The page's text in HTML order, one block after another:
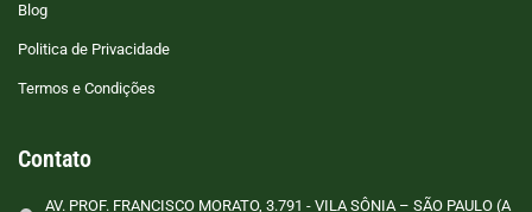
Blog
Politica de Privacidade
Termos e Condições
Contato
AV. PROF. FRANCISCO MORATO, 3.791 - VILA SÔNIA – SÃO PAULO (A